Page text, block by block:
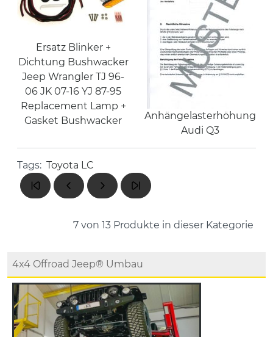
Ersatz Blinker +
Dichtung Bushwacker
Jeep Wrangler TJ 96-
06 JK 07-16 YJ 87-95
Replacement Lamp +
Gasket Bushwacker
Anhängelasterhöhung
Audi Q3
Tags: Toyota LC
7 von 13 Produkte in dieser Kategorie
4x4 Offroad Jeep® Umbau